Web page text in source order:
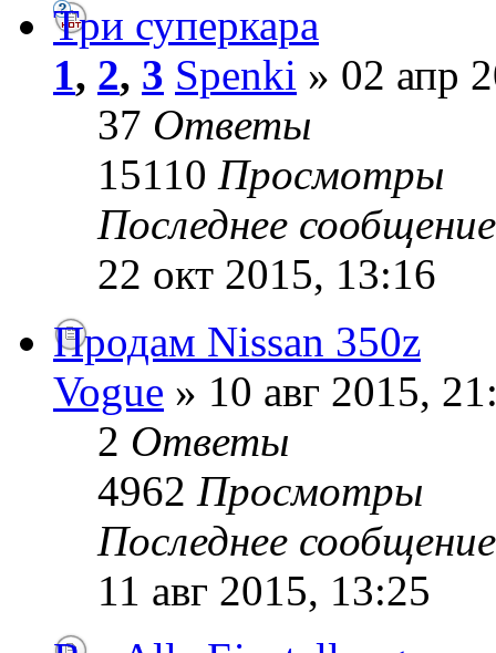
Три суперкара
1, 2, 3 Spenki » 02 апр
37 Ответы
15110 Просмотры
Последнее
22 окт 2015, 13:16
Продам Nissan 350z
Vogue » 10 авг 2015,
2 Ответы
4962 Просмотры
Последнее
11 авг 2015, 13:25